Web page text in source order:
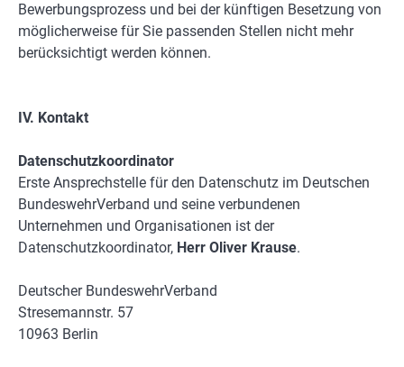
Bewerbungsprozess und bei der künftigen Besetzung von
möglicherweise für Sie passenden Stellen nicht mehr
berücksichtigt werden können.
IV. Kontakt
Datenschutzkoordinator
Erste Ansprechstelle für den Datenschutz im Deutschen
BundeswehrVerband und seine verbundenen
Unternehmen und Organisationen ist der
Datenschutzkoordinator, Herr Oliver Krause.
Deutscher BundeswehrVerband
Stresemannstr. 57
10963 Berlin